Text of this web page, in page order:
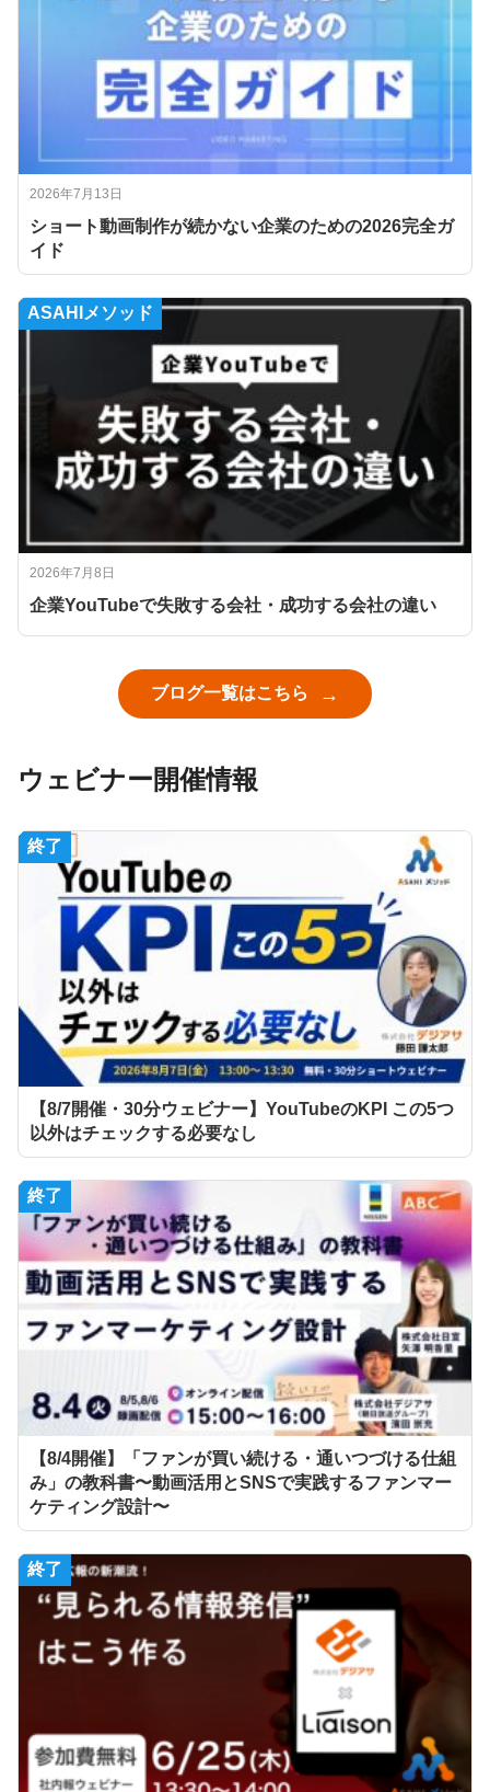
2026年7月13日
ショート動画制作が続かない企業のための2026完全ガ
イド
ASAHIメソッド
2026年7月8日
企業YouTubeで失敗する会社・成功する会社の違い
ブログ一覧はこちら
ウェビナー開催情報
終了
【8/7開催・30分ウェビナー】YouTubeのKPI この5つ
以外はチェックする必要なし
終了
【8/4開催】「ファンが買い続ける・通いつづける仕組
み」の教科書〜動画活用とSNSで実践するファンマー
ケティング設計〜
終了